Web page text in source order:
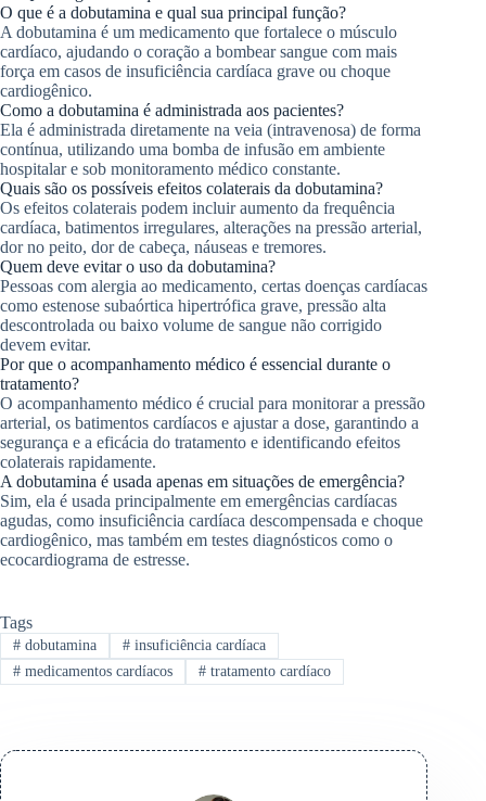
O que é a dobutamina e qual sua principal função?
A dobutamina é um medicamento que fortalece o músculo
cardíaco, ajudando o coração a bombear sangue com mais
força em casos de insuficiência cardíaca grave ou choque
cardiogênico.
Como a dobutamina é administrada aos pacientes?
Ela é administrada diretamente na veia (intravenosa) de forma
contínua, utilizando uma bomba de infusão em ambiente
hospitalar e sob monitoramento médico constante.
Quais são os possíveis efeitos colaterais da dobutamina?
Os efeitos colaterais podem incluir aumento da frequência
cardíaca, batimentos irregulares, alterações na pressão arterial,
dor no peito, dor de cabeça, náuseas e tremores.
Quem deve evitar o uso da dobutamina?
Pessoas com alergia ao medicamento, certas doenças cardíacas
como estenose subaórtica hipertrófica grave, pressão alta
descontrolada ou baixo volume de sangue não corrigido
devem evitar.
Por que o acompanhamento médico é essencial durante o
tratamento?
O acompanhamento médico é crucial para monitorar a pressão
arterial, os batimentos cardíacos e ajustar a dose, garantindo a
segurança e a eficácia do tratamento e identificando efeitos
colaterais rapidamente.
A dobutamina é usada apenas em situações de emergência?
Sim, ela é usada principalmente em emergências cardíacas
agudas, como insuficiência cardíaca descompensada e choque
cardiogênico, mas também em testes diagnósticos como o
ecocardiograma de estresse.
Tags
#dobutamina #insuficiência cardíaca
#medicamentos cardíacos #tratamento cardíaco